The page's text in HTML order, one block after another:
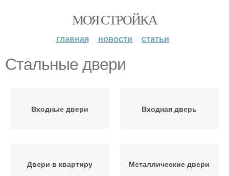
МОЯ СТРОЙКА
главная новости статьи
Стальные двери
Входные двери Входная дверь
Двери в квартиру Металлические двери